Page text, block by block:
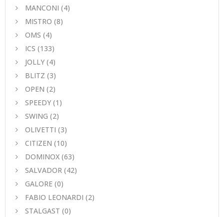
MANCONI (4)
MISTRO (8)
ΟΜS (4)
ICS (133)
JOLLY (4)
BLITZ (3)
OPEN (2)
SPEEDY (1)
SWING (2)
OLIVETTI (3)
CITIZEN (10)
DOMINOX (63)
SALVADOR (42)
GALORE (0)
FABIO LEONARDI (2)
STALGAST (0)